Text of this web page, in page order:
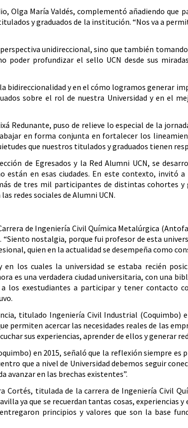
Olga María Valdés, complementó añadiendo que
y graduados de la institución. “Nos va a
unidireccional, sino que también
poder profundizar el sello UCN desde sus
bidireccionalidad y en el cómo logramos generar
sobre el rol de nuestra Universidad y en el
Redunante, puso de relieve lo especial de la
en forma conjunta en fortalecer los
que nuestros titulados y graduados tienen
de Egresados y la Red Alumni UCN, se
están en esas ciudades. En este contexto, invitó
de tres mil participantes de distintas cohortes y
redes sociales de Alumni UCN.
de Ingeniería Civil Química Metalúrgica
nostalgia, porque fui profesor de esta
quien en la actualidad se desempeña como
los cuales la universidad se estaba recién
es una verdadera ciudad universitaria, con una
los exestudiantes a participar y tener contacto
titulado Ingeniería Civil Industrial (Coquimbo)
permiten acercar las necesidades reales de las
sus experiencias, aprender de ellos y generar
en 2015, señaló que la reflexión siempre es
que a nivel de Universidad debemos seguir
avanzar en las brechas existentes”.
Cortés, titulada de la carrera de Ingeniería Civil
ya que se recuerdan tantas cosas, experiencias
principios y valores que son la base